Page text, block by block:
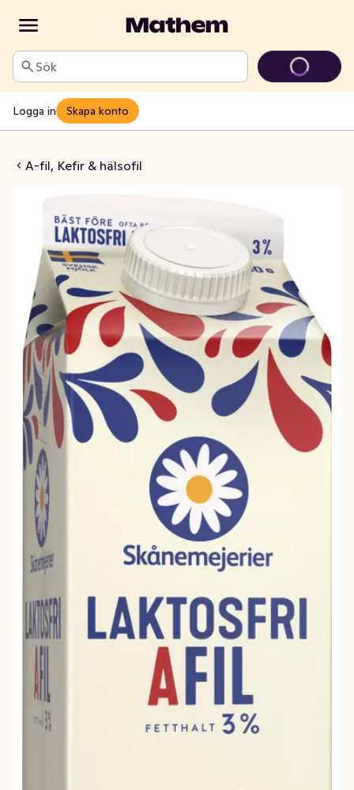
Sök
Logga in Skapa konto
A-fil, Kefir & hälsofil
3%